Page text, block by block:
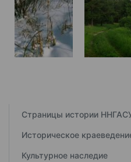
Страницы истории
Историческое
Культурное наследие